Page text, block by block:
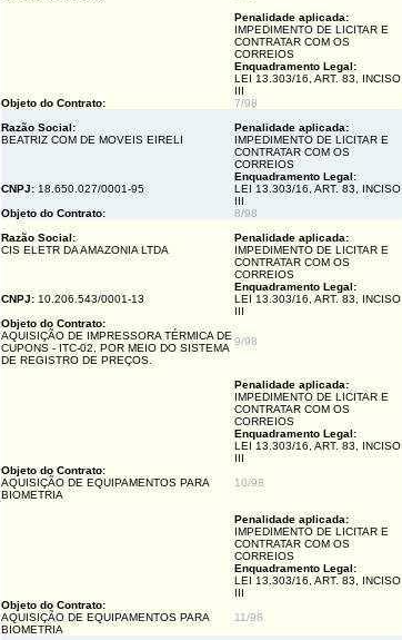
Penalidade aplicada:
IMPEDIMENTO DE LICITAR E
CONTRATAR COM OS
CORREIOS
Enquadramento Legal:
LEI 13.303/16, ART. 83, INCISO
III
Objeto do Contrato:
7/98
Razão Social:
BEATRIZ COM DE MOVEIS EIRELI
Penalidade aplicada:
IMPEDIMENTO DE LICITAR E
CONTRATAR COM OS
CORREIOS
CNPJ: 18.650.027/0001-95
Enquadramento Legal:
LEI 13.303/16, ART. 83, INCISO
III
Objeto do Contrato:
8/98
Razão Social:
CIS ELETR DA AMAZONIA LTDA
Penalidade aplicada:
IMPEDIMENTO DE LICITAR E
CONTRATAR COM OS
CORREIOS
CNPJ: 10.206.543/0001-13
Enquadramento Legal:
LEI 13.303/16, ART. 83, INCISO
III
Objeto do Contrato:
AQUISIÇÃO DE IMPRESSORA TÉRMICA DE
CUPONS - ITC-02, POR MEIO DO SISTEMA
DE REGISTRO DE PREÇOS.
9/98
Penalidade aplicada:
IMPEDIMENTO DE LICITAR E
CONTRATAR COM OS
CORREIOS
Enquadramento Legal:
LEI 13.303/16, ART. 83, INCISO
III
Objeto do Contrato:
AQUISIÇÃO DE EQUIPAMENTOS PARA
BIOMETRIA
10/98
Penalidade aplicada:
IMPEDIMENTO DE LICITAR E
CONTRATAR COM OS
CORREIOS
Enquadramento Legal:
LEI 13.303/16, ART. 83, INCISO
III
Objeto do Contrato:
AQUISIÇÃO DE EQUIPAMENTOS PARA
BIOMETRIA
11/98